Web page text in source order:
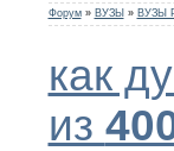
Форум » ВУЗЫ » ВУЗЫ
как
из